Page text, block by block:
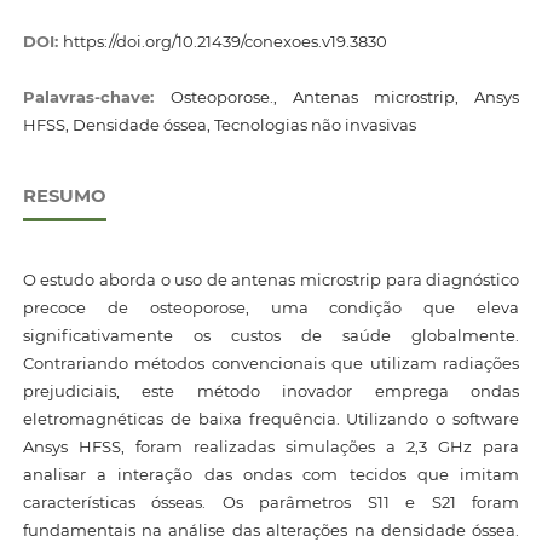
DOI: https://doi.org/10.21439/conexoes.v19.3830
Palavras-chave: Osteoporose., Antenas microstrip, Ansys
HFSS, Densidade óssea, Tecnologias não invasivas
RESUMO
O estudo aborda o uso de antenas microstrip para diagnóstico
precoce de osteoporose, uma condição que eleva
significativamente os custos de saúde globalmente.
Contrariando métodos convencionais que utilizam radiações
prejudiciais, este método inovador emprega ondas
eletromagnéticas de baixa frequência. Utilizando o software
Ansys HFSS, foram realizadas simulações a 2,3 GHz para
analisar a interação das ondas com tecidos que imitam
características ósseas. Os parâmetros S11 e S21 foram
fundamentais na análise das alterações na densidade óssea.